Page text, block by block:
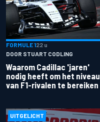
FORMULE 122 u
DOOR STUART CODLING
Waarom Cadillac 'jaren'
nodig heeft om het niveau
van F1-rivalen te bereiken
UITGELICHT